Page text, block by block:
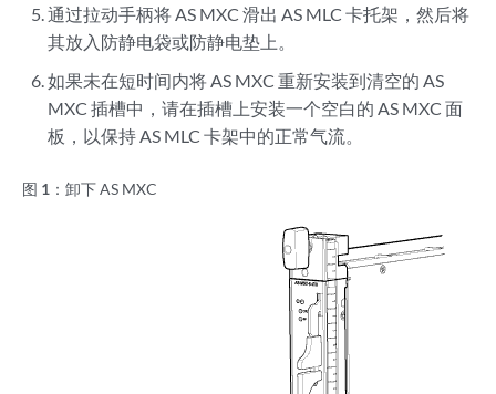
通过拉动手柄将 AS MXC 滑出 AS MLC 卡托架，然后将
其放入防静电袋或防静电垫上。
如果未在短时间内将 AS MXC 重新安装到清空的 AS
MXC 插槽中，请在插槽上安装一个空白的 AS MXC 面
板，以保持 AS MLC 卡架中的正常气流。
图 1： 卸下 AS MXC